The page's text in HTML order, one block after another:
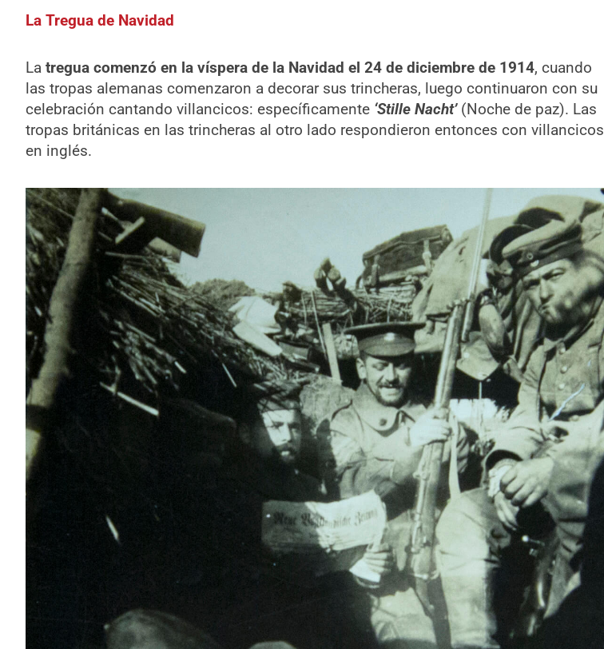
La Tregua de Navidad
La tregua comenzó en la víspera de la Navidad el 24 de diciembre de 1914, cuando
las tropas alemanas comenzaron a decorar sus trincheras, luego continuaron con su
celebración cantando villancicos: específicamente ‘Stille Nacht’(Noche de paz). Las
tropas británicas en las trincheras al otro lado respondieron entonces con villancicos
en inglés.